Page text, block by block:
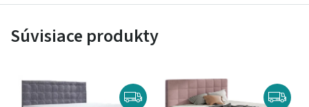
Súvisiace produkty